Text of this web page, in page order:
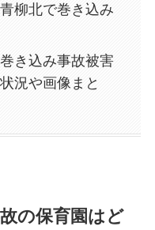
柳北で巻き込み
き込み事故被害
況や画像まと
の保育園はど